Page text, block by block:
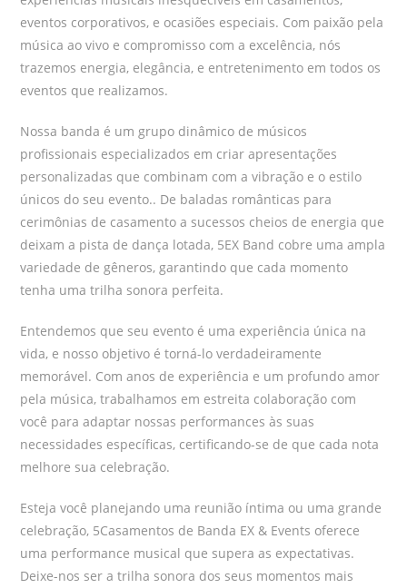
eventos corporativos, e ocasiões especiais. Com paixão pela
música ao vivo e compromisso com a excelência, nós
trazemos energia, elegância, e entretenimento em todos os
eventos que realizamos.
Nossa banda é um grupo dinâmico de músicos
profissionais especializados em criar apresentações
personalizadas que combinam com a vibração e o estilo
únicos do seu evento.. De baladas românticas para
cerimônias de casamento a sucessos cheios de energia que
deixam a pista de dança lotada, 5EX Band cobre uma ampla
variedade de gêneros, garantindo que cada momento
tenha uma trilha sonora perfeita.
Entendemos que seu evento é uma experiência única na
vida, e nosso objetivo é torná-lo verdadeiramente
memorável. Com anos de experiência e um profundo amor
pela música, trabalhamos em estreita colaboração com
você para adaptar nossas performances às suas
necessidades específicas, certificando-se de que cada nota
melhore sua celebração.
Esteja você planejando uma reunião íntima ou uma grande
celebração, 5Casamentos de Banda EX & Events oferece
uma performance musical que supera as expectativas.
Deixe-nos ser a trilha sonora dos seus momentos mais